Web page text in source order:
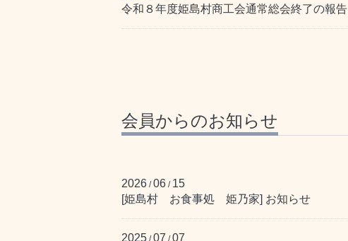
令和８年度姫島村商工会通常総会終了の報告
会員からのお知らせ
2026 /06 / 15
[姫島村 お食事処 姫乃家] お知らせ
2025 /07 /07